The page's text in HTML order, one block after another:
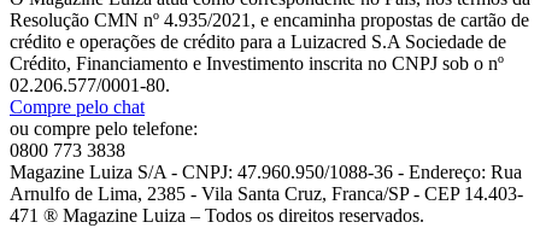
Resolução CMN nº 4.935/2021, e encaminha propostas de cartão de
crédito e operações de crédito para a Luizacred S.A Sociedade de
Crédito, Financiamento e Investimento inscrita no CNPJ sob o nº
02.206.577/0001-80.
Compre pelo chat
ou compre pelo telefone:
0800 773 3838
Magazine Luiza S/A - CNPJ: 47.960.950/1088-36 - Endereço: Rua
Arnulfo de Lima, 2385 - Vila Santa Cruz, Franca/SP - CEP 14.403-
471 ® Magazine Luiza – Todos os direitos reservados.